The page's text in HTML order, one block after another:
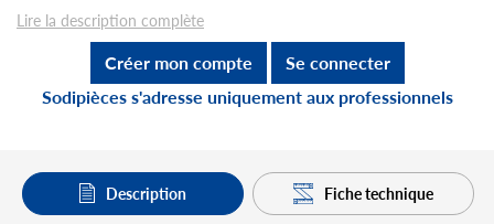
Lire la description complète
Créer mon compte
Se connecter
Sodipièces s'adresse uniquement aux professionnels
Description Fiche technique